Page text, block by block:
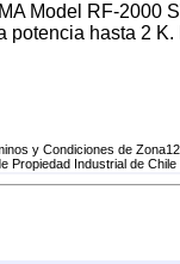
Model RF-2000
potencia hasta 2
y Condiciones de
Propiedad Industrial de Chile